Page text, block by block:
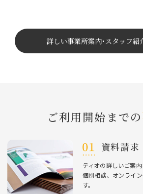
詳しい事業所案内･スタッフ紹
ご利⽤開始までの
資料請求
ティオの詳しいご案
個別相談、オンライ
す。